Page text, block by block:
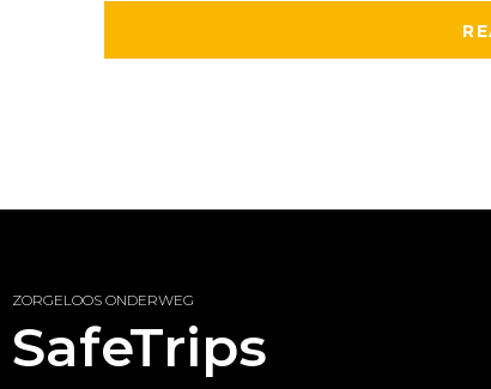
ZORGELOOS ONDERWEG
SafeTrips